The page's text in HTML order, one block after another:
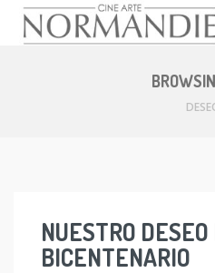
NUESTRO
BICENTENARIO